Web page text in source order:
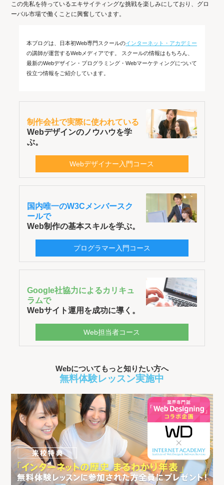
この先私を待っているエキサイティングな挑戦を楽しみにしており、グロ
ーバル市場で働くことに興奮しています。
本ブログは、日本初Web専門スクールのインターネット・アカデミー
の講師が運営するWebメディアです。 スクールの情報はもちろん、
最新のWebデザイン・プログラミング・Webマーケティングについて
役立つ情報をご紹介しています。
制作会社で実際に使われている
Webデザインのノウハウを学
ぶ。
Webデザイナー入門コース
国内唯一のW3Cメンバースク
ールで
Web制作の基本スキルを学ぶ。
プログラマー入門コース
Google社協力によるカリキュ
ラムで
Webサイト運用を成功に導く。
Web担当者コース
Webについてもっと知りたい方へ
無料体験レッスン実施中